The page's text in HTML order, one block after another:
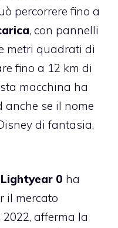
percorrere fino a
, con pannelli
metri quadrati di
fino a 12 km di
macchina ha
anche se il nome
di fantasia,
Lightyear 0 ha
il mercato
afferma la